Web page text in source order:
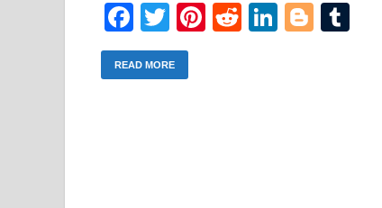
Facebook
Twitter
Pinterest
RedditLinkedIn
READ MORE